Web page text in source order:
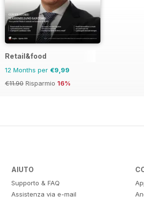
Retail&food
12 Months per €9,99
€11.90 Risparmio 16%
AIUTO
Supporto & FAQ
Assistenza via e-mail